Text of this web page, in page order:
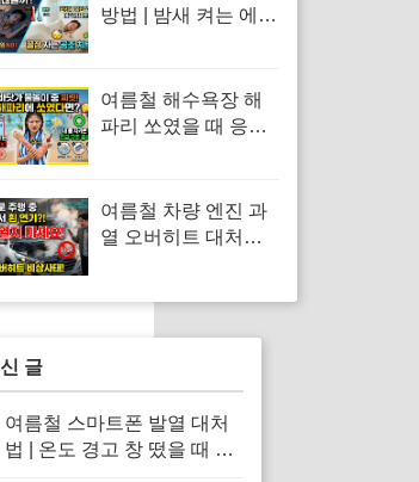
방법 | 밤새 켜는 에어
진세 비교
여름철 해수욕장 해
파리 쏘였을 때 응급
바닷물 세척 수칙
여름철 차량 엔진 과
열 오버히트 대처법 |
글
여름철 스마트폰 발열 대처
법 | 온도 경고 창 떴을 때 응